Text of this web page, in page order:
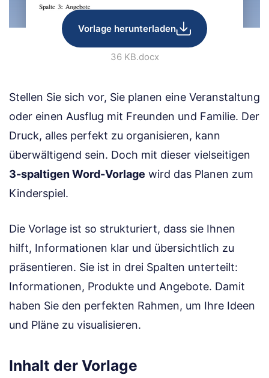
Vorlage herunterladen
36 KB.docx
Stellen Sie sich vor, Sie planen eine Veranstaltung
oder einen Ausflug mit Freunden und Familie. Der
Druck, alles perfekt zu organisieren, kann
überwältigend sein. Doch mit dieser vielseitigen
3-spaltigen Word-Vorlage wird das Planen zum
Kinderspiel.
Die Vorlage ist so strukturiert, dass sie Ihnen
hilft, Informationen klar und übersichtlich zu
präsentieren. Sie ist in drei Spalten unterteilt:
Informationen, Produkte und Angebote. Damit
haben Sie den perfekten Rahmen, um Ihre Ideen
und Pläne zu visualisieren.
Inhalt der Vorlage